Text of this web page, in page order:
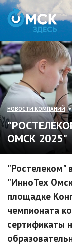
НОВОСТИ КОМПАНИЙ •
ОМСК 2025"
"Ростелеком"
"ИнноТех
площадке
чемпионата
сертификаты